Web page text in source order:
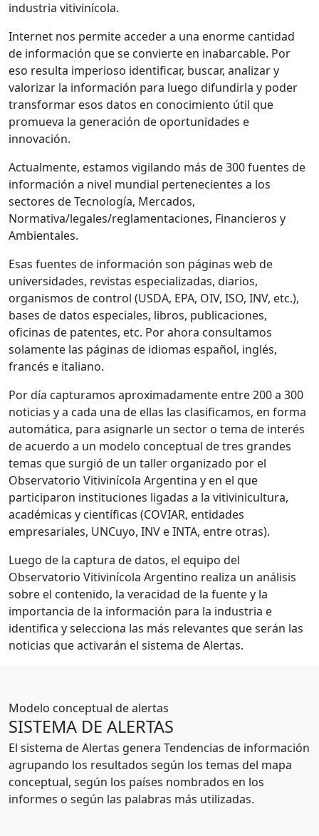
industria vitivinícola.
Internet nos permite acceder a una enorme cantidad
de información que se convierte en inabarcable. Por
eso resulta imperioso identificar, buscar, analizar y
valorizar la información para luego difundirla y poder
transformar esos datos en conocimiento útil que
promueva la generación de oportunidades e
innovación.
Actualmente, estamos vigilando más de 300 fuentes de
información a nivel mundial pertenecientes a los
sectores de Tecnología, Mercados,
Normativa/legales/reglamentaciones, Financieros y
Ambientales.
Esas fuentes de información son páginas web de
universidades, revistas especializadas, diarios,
organismos de control (USDA, EPA, OIV, ISO, INV, etc.),
bases de datos especiales, libros, publicaciones,
oficinas de patentes, etc. Por ahora consultamos
solamente las páginas de idiomas español, inglés,
francés e italiano.
Por día capturamos aproximadamente entre 200 a 300
noticias y a cada una de ellas las clasificamos, en forma
automática, para asignarle un sector o tema de interés
de acuerdo a un modelo conceptual de tres grandes
temas que surgió de un taller organizado por el
Observatorio Vitivinícola Argentina y en el que
participaron instituciones ligadas a la vitivinicultura,
académicas y científicas (COVIAR, entidades
empresariales, UNCuyo, INV e INTA, entre otras).
Luego de la captura de datos, el equipo del
Observatorio Vitivinícola Argentino realiza un análisis
sobre el contenido, la veracidad de la fuente y la
importancia de la información para la industria e
identifica y selecciona las más relevantes que serán las
noticias que activarán el sistema de Alertas.
Modelo conceptual de alertas
SISTEMA DE ALERTAS
El sistema de Alertas genera Tendencias de información
agrupando los resultados según los temas del mapa
conceptual, según los países nombrados en los
informes o según las palabras más utilizadas.